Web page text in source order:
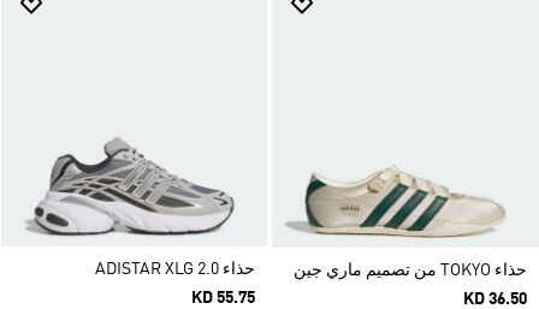
حذاء TOKYO من تصميم ماري جين
KD 36.50
حذاء ADISTAR XLG 2.0
KD 55.75